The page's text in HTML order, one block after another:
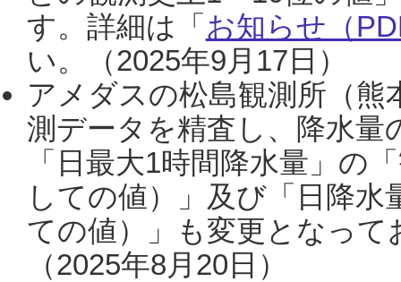
す。詳細は「 お知らせ（
い。（2025年9月17日）
アメダスの松島観測所（熊
測データを精査し、降水
「日最大1時間降水量」の
しての値）」及び「日降
ての値）」も変更となっ
（2025年8月20日）